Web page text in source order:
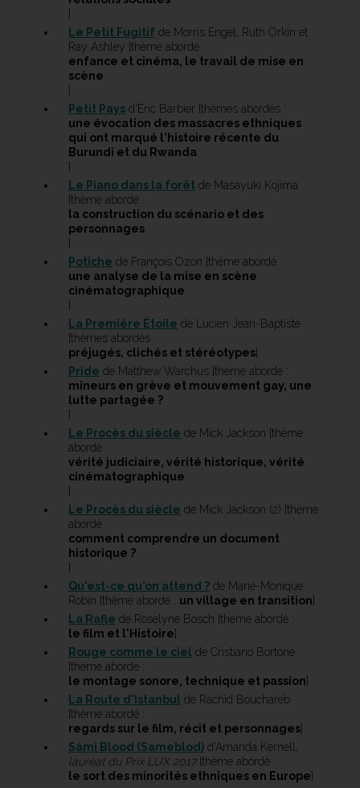
]
Le Petit Fugitif de Morris Engel, Ruth Orkin et
Ray Ashley [thème abordé :
enfance et cinéma, le travail de mise en
scène
]
Petit Pays d'Éric Barbier [thèmes abordés :
une évocation des massacres ethniques
qui ont marqué l'histoire récente du
Burundi et du Rwanda
]
Le Piano dans la forêt de Masayuki Kojima
[thème abordé :
la construction du scénario et des
personnages
]
Potiche de François Ozon [thème abordé :
une analyse de la mise en scène
cinématographique
]
La Première Étoile de Lucien Jean-Baptiste
[thèmes abordés :
préjugés, clichés et stéréotypes]
Pride de Matthew Warchus [thème abordé :
mineurs en grève et mouvement gay, une
lutte partagée ?
]
Le Procès du siècle de Mick Jackson [thème
abordé :
vérité judiciaire, vérité historique, vérité
cinématographique
]
Le Procès du siècle de Mick Jackson (2) [thème
abordé :
comment comprendre un document
historique ?
]
Qu'est-ce qu'on attend ? de Marie-Monique
Robin [thème abordé : un village en transition]
La Rafle de Roselyne Bosch [thème abordé :
le film et l'Histoire]
Rouge comme le ciel de Cristiano Bortone
[thème abordé :
le montage sonore, technique et passion]
La Route d'Istanbul de Rachid Bouchareb
[thème abordé :
regards sur le film, récit et personnages]
Sámi Blood (Sameblod) d'Amanda Kernell,
lauréat du Prix LUX 2017[thème abordé :
le sort des minorités ethniques en Europe]